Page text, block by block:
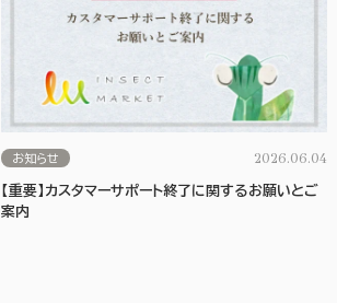
お知らせ 2026.06.04
【重要】カスタマーサポート終了に関するお願いとご
案内